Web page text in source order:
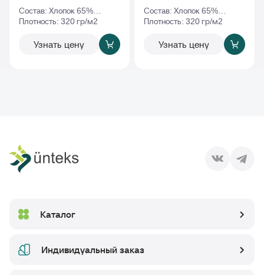
v2
Состав: Хлопок 65%
Полиэстер 35%
Плотность: 320 гр/м2
Узнать цену
Состав: Хлопок 65%
Полиэстер 35%
Плотность: 320 гр/м2
Узнать цену
Каталог
Индивидуальный заказ